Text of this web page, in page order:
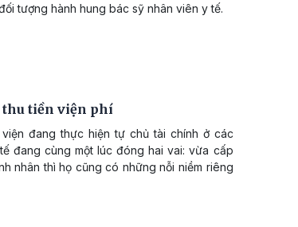
tượng hành hung bác sỹ nhân viên y tế.
thu tiền viện phí
đang thực hiện tự chủ tài chính ở các
đang cùng một lúc đóng hai vai: vừa cấp
nhân thì họ cũng có những nỗi niềm riêng